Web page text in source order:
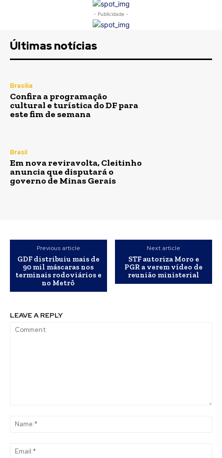
- Publicidade -
Últimas notícias
Brasília
Confira a programação
cultural e turística do DF para
este fim de semana
Brasil
Em nova reviravolta, Cleitinho
anuncia que disputará o
governo de Minas Gerais
Previous article
GDF distribuiu mais de
90 mil máscaras nos
terminais rodoviários e
no Metrô
Next article
STF autoriza Moro e
PGR a verem vídeo de
reunião ministerial
LEAVE A REPLY